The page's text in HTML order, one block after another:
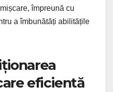
împreună cu
a îmbunătăți abilitățile
eficientă